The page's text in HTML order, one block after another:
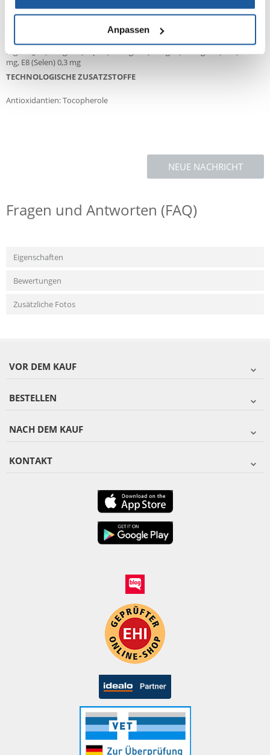
Anpassen
ERNÄHRUNGSPHYSIOLOGISCHE ZUSATZSTOFFE
Vitamin A 26400 IE, Vitamin D3 1440 IE, Vitamin E 600 mg, Vitamin C 240
mg, β-Carotin 1,2 mg, Taurin 1000 mg, Glucosamin 500 mg, E1 (Eisen) 75
mg, E2 (Jod) 3 mg, E4 (Kupfer) 10 mg, E5 (Mangan) 50 mg, E6 (Zink) 180
mg, E8 (Selen) 0,3 mg
TECHNOLOGISCHE ZUSATZSTOFFE
Antioxidantien: Tocopherole
NEUE NACHRICHT
Fragen und Antworten (FAQ)
Eigenschaften
Bewertungen
Zusätzliche Fotos
VOR DEM KAUF
BESTELLEN
NACH DEM KAUF
KONTAKT